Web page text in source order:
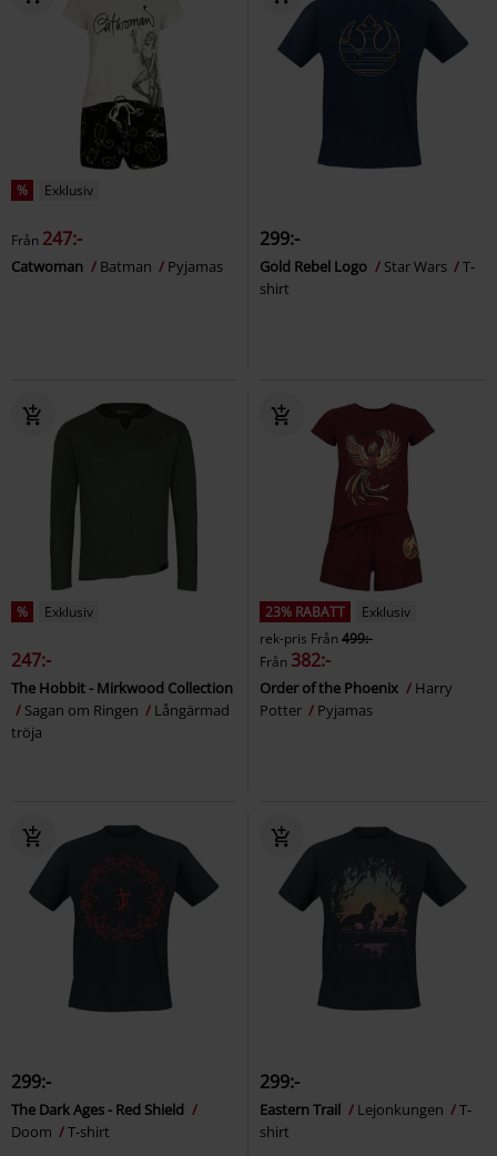
% Exklusiv
Från 247:-
Catwoman Batman Pyjamas
299:-
Gold Rebel Logo Star Wars
T-
shirt
% Exklusiv
247:-
The Hobbit - Mirkwood Collection
Sagan om Ringen
Långärmad
tröja
23% RABATT
Exklusiv
rek-pris Från499:-
Från 382:-
Order of the Phoenix
Harry
Potter
Pyjamas
299:-
The Dark Ages - Red Shield
Doom
T-shirt
299:-
Eastern Trail Lejonkungen
T-
shirt